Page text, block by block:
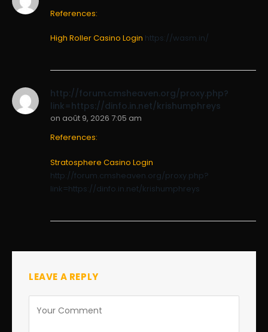
References:
High Roller Casino Login https://wasm.in/
http://forum.cmsheaven.org/proxy.php?
link=https://dinfo.in.net/krishumphreys
on août 9, 2026 7:05 am
References:
Stratosphere Casino Login
http://forum.cmsheaven.org/proxy.php?
link=https://dinfo.in.net/krishumphreys
LEAVE A REPLY